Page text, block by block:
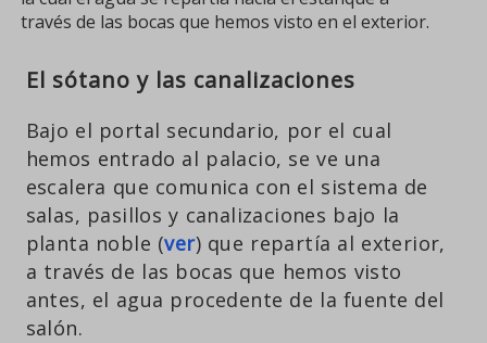
través de las bocas que hemos visto en el exterior.
El sótano y las canalizaciones
Bajo el portal secundario, por el cual
hemos entrado al palacio, se ve una
escalera que comunica con el sistema de
salas, pasillos y canalizaciones bajo la
planta noble (ver) que repartía al exterior,
a través de las bocas que hemos visto
antes, el agua procedente de la fuente del
salón.